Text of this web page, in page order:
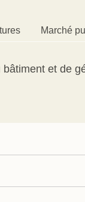
Marché
et de